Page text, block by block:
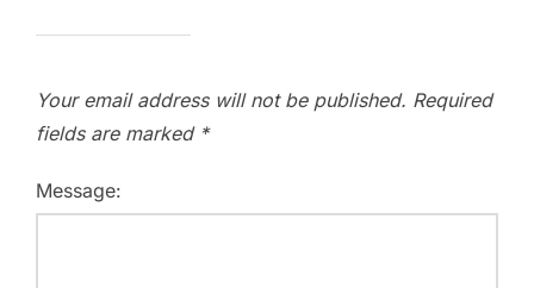
Your email address will not be published. Required
fields are marked *
Message: